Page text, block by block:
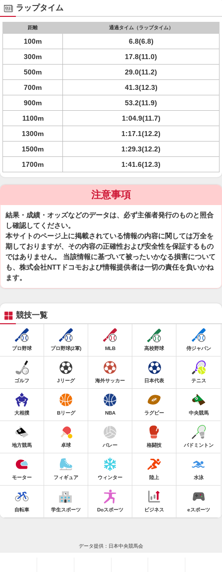
ラップタイム
距離 通過タイム（ラップタイム）
100m
6.8(6.8)
300m
17.8(11.0)
500m
29.0(11.2)
700m
41.3(12.3)
900m
53.2(11.9)
1100m
1:04.9(11.7)
1300m
1:17.1(12.2)
1500m
1:29.3(12.2)
1700m
1:41.6(12.3)
注意事項
結果・成績・オッズなどのデータは、必ず主催者発行のものと照合
し確認してください。
本サイトのページ上に掲載されている情報の内容に関しては万全を
期しておりますが、その内容の正確性および安全性を保証するもの
ではありません。 当該情報に基づいて被ったいかなる損害について
も、株式会社NTTドコモおよび情報提供者は一切の責任を負いかね
ます。
競技一覧
プロ野球 プロ野球(2軍) MLB 高校野球 侍ジャパン
ゴルフ Jリーグ 海外サッカー 日本代表 テニス
大相撲 Bリーグ NBA ラグビー 中央競馬
地方競馬 卓球 バレー 格闘技 バドミントン
モーター フィギュア ウィンター 陸上 水泳
自転車 学生スポーツ Doスポーツ ビジネス eスポーツ
データ提供：日本中央競馬会